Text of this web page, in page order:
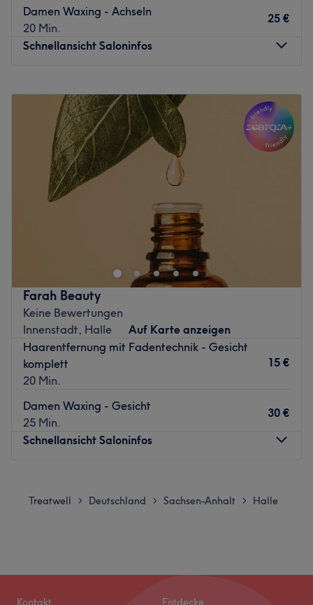
Damen Waxing - Achseln
20 Min.
25 €
Schnellansicht Saloninfos
Dienstag
18:30
Mittwoch
18:30
Donnerstag
–18:30
Freitag
18:30
Samstag
Sonntag
Herzlich willkommen bei „Haarwelten Halle-Büschdorf“!
Friseur, Kosmetik, kosmetische Fußpflege, Kosmetik,
Nageldesign, Waxing und Sugaring, verschiedene
Wellnessmassagen - wir verbinden handwerkliche
Tradition mit moderner Lebensart. Während Sie sich
entspannen dürfen kümmert sich unser erfahrenes Team
um Ihr Wohl von Kopf bis Fuß. Herzlich Willkommen!
Zurück zur Salonansicht
Farah Beauty
Keine Bewertungen
Innenstadt, Halle
Auf Karte anzeigen
Haarentfernung mit Fadentechnik - Gesicht
komplett
20 Min.
15 €
Damen Waxing - Gesicht
25 Min.
30 €
Schnellansicht Saloninfos
Dienstag
10:00 – 20:00
Sonntag
Geschlossen
Treatwell > Deutschland > Sachsen-Anhalt > Halle
Kontakt Entdecke